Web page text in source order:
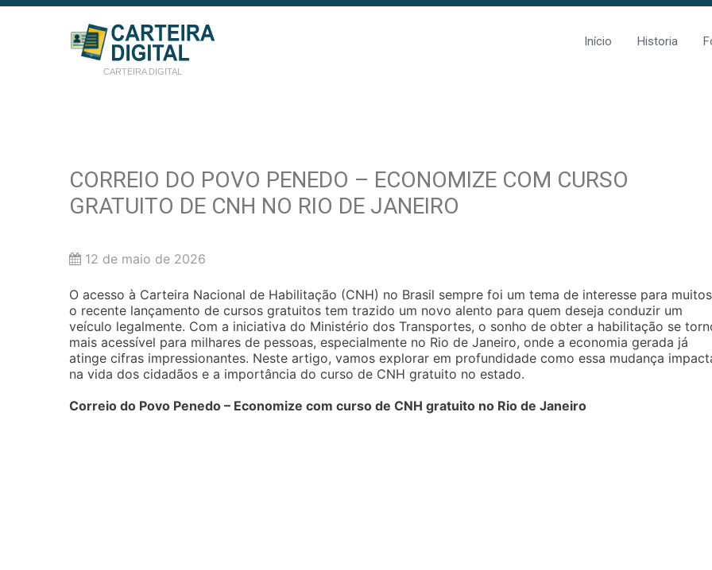
CARTEIRA DIGITAL
Início Historia
CORREIO DO POVO PENEDO – ECONOMIZE COM CURSO
GRATUITO DE CNH NO RIO DE JANEIRO
12 de maio de 2026
O acesso à Carteira Nacional de Habilitação (CNH) no Brasil sempre foi um tema de interesse para
o recente lançamento de cursos gratuitos tem trazido um novo alento para quem deseja conduzir um
veículo legalmente. Com a iniciativa do Ministério dos Transportes, o sonho de obter a habilitação se
mais acessível para milhares de pessoas, especialmente no Rio de Janeiro, onde a economia gerada já
atinge cifras impressionantes. Neste artigo, vamos explorar em profundidade como essa mudança
na vida dos cidadãos e a importância do curso de CNH gratuito no estado.
Correio do Povo Penedo – Economize com curso de CNH gratuito no Rio de Janeiro